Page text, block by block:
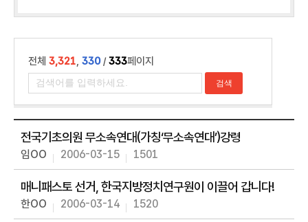
인
넷
방
열
린
광
장
전체 3,321, 330/333페이지
전국기초의원 무소속연대(가칭‘무소속연대’)강령
임OO 2006-03-15 1501
매니패스토 선거, 한국지방정치연구원이 이끌어 갑니다!
한OO 2006-03-14 1520